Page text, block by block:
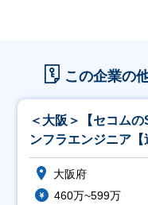
この企業の
＜大阪＞【セコム
ンフラエンジニア
子カルテ/福利厚生
大阪府
460万~599万